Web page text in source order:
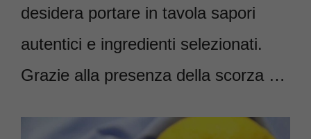
desidera portare in tavola sapori
autentici e ingredienti selezionati.
Grazie alla presenza della scorza …